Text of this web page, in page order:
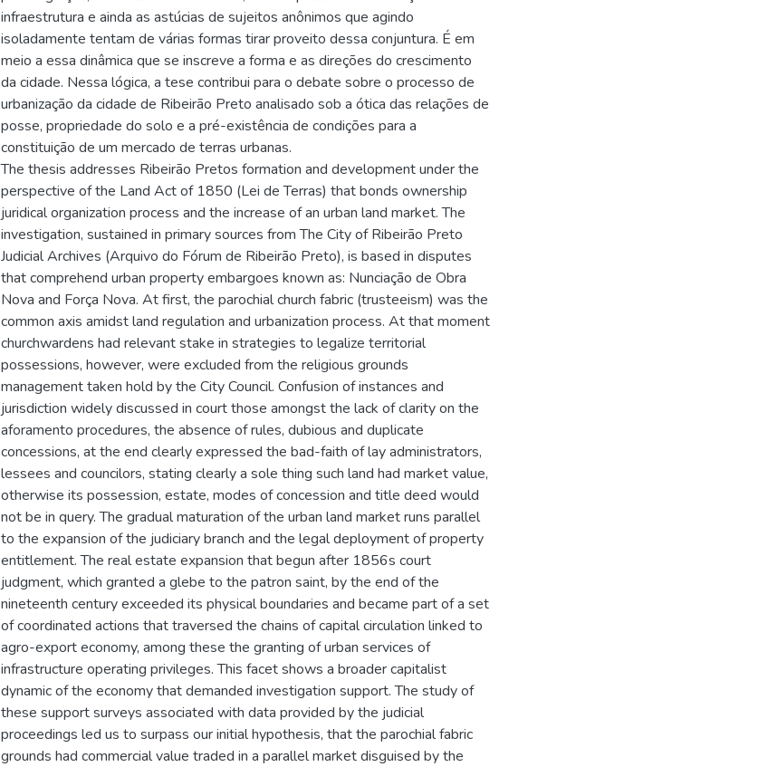
infraestrutura e ainda as astúcias de sujeitos anônimos que agindo
isoladamente tentam de várias formas tirar proveito dessa conjuntura. É em
meio a essa dinâmica que se inscreve a forma e as direções do crescimento
da cidade. Nessa lógica, a tese contribui para o debate sobre o processo de
urbanização da cidade de Ribeirão Preto analisado sob a ótica das relações de
posse, propriedade do solo e a pré-existência de condições para a
constituição de um mercado de terras urbanas.
The thesis addresses Ribeirão Pretos formation and development under the
perspective of the Land Act of 1850 (Lei de Terras) that bonds ownership
juridical organization process and the increase of an urban land market. The
investigation, sustained in primary sources from The City of Ribeirão Preto
Judicial Archives (Arquivo do Fórum de Ribeirão Preto), is based in disputes
that comprehend urban property embargoes known as: Nunciação de Obra
Nova and Força Nova. At first, the parochial church fabric (trusteeism) was the
common axis amidst land regulation and urbanization process. At that moment
churchwardens had relevant stake in strategies to legalize territorial
possessions, however, were excluded from the religious grounds
management taken hold by the City Council. Confusion of instances and
jurisdiction widely discussed in court those amongst the lack of clarity on the
aforamento procedures, the absence of rules, dubious and duplicate
concessions, at the end clearly expressed the bad-faith of lay administrators,
lessees and councilors, stating clearly a sole thing such land had market value,
otherwise its possession, estate, modes of concession and title deed would
not be in query. The gradual maturation of the urban land market runs parallel
to the expansion of the judiciary branch and the legal deployment of property
entitlement. The real estate expansion that begun after 1856s court
judgment, which granted a glebe to the patron saint, by the end of the
nineteenth century exceeded its physical boundaries and became part of a set
of coordinated actions that traversed the chains of capital circulation linked to
agro-export economy, among these the granting of urban services of
infrastructure operating privileges. This facet shows a broader capitalist
dynamic of the economy that demanded investigation support. The study of
these support surveys associated with data provided by the judicial
proceedings led us to surpass our initial hypothesis, that the parochial fabric
grounds had commercial value traded in a parallel market disguised by the